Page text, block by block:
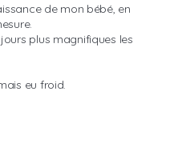
de mon bébé, en
plus magnifiques les
eu froid.